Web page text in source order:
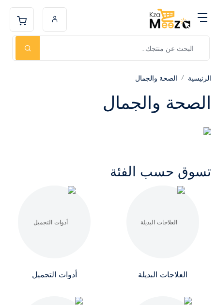
الرئيسية الصحة والجمال
الصحة والجمال
تسوق حسب الفئة
العلاجات البديلة أدوات التجميل